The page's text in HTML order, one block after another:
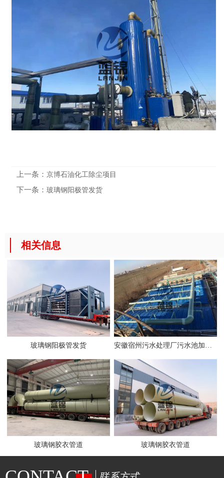
上一条：京博石油化工除尘项目
下一条：玻璃钢阳极管发货
相关信息
玻璃钢阳极管发货 安徽宿州污水处理厂污水池加盖项目
玻璃钢胶衣管道 玻璃钢胶衣管道